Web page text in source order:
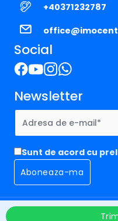
+40371232787
Social
Newsletter
Sunt de acord cu